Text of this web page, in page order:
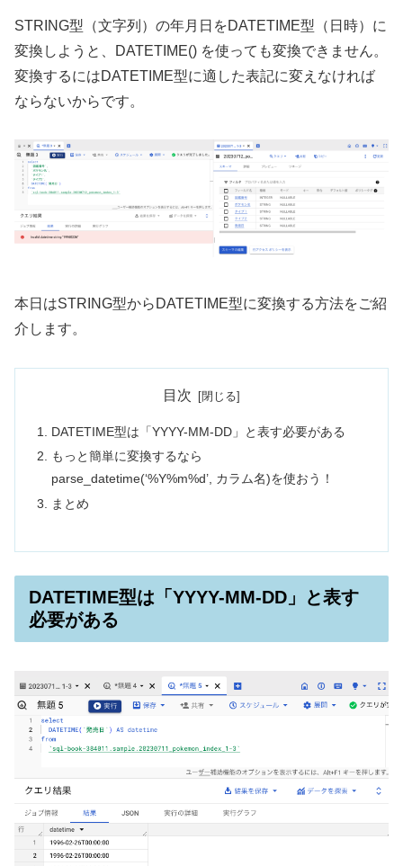
STRING型（文字列）の年月日をDATETIME型（日時）に
変換しようと、DATETIME() を使っても変換できません。
変換するにはDATETIME型に適した表記に変えなければ
ならないからです。
本日はSTRING型からDATETIME型に変換する方法をご紹
介します。
目次
DATETIME型は「YYYY-MM-DD」と表す必要がある
もっと簡単に変換するなら
parse_datetime(‘%Y%m%d’, カラム名)を使おう！
まとめ
DATETIME型は「YYYY-MM-DD」と表す
必要がある